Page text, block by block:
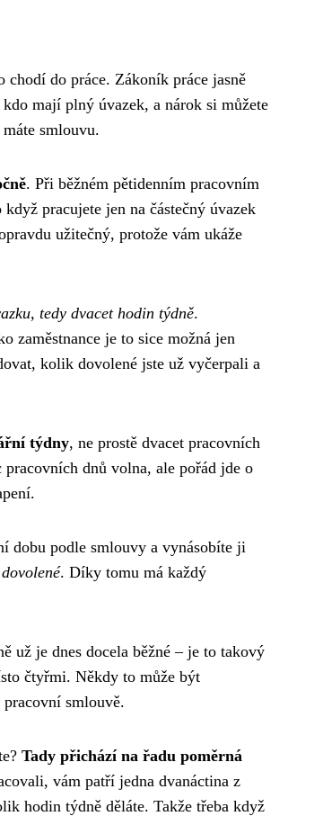
chodí do práce. Zákoník práce jasně
mají plný úvazek, a nárok si můžete
smlouvu.
. Při běžném pětidenním pracovním
pracujete jen na částečný úvazek
užitečný, protože vám ukáže
tedy dvacet hodin týdně.
zaměstnance je to sice možná jen
kolik dovolené jste už vyčerpali a
týdny, ne prostě dvacet pracovních
dnů volna, ale pořád jde o
dobu podle smlouvy a vynásobíte ji
. Díky tomu má každý
už je dnes docela běžné – je to takový
čtyřmi. Někdy to může být
smlouvě.
Tady přichází na řadu poměrná
vám patří jedna dvanáctina z
hodin týdně děláte. Takže třeba když